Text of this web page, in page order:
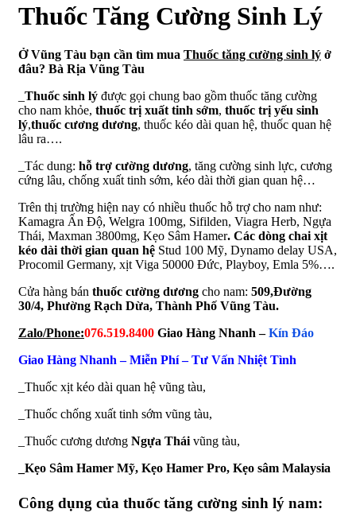
Thuốc Tăng Cường Sinh Lý
Ở Vũng Tàu bạn cần tìm mua Thuốc tăng cường sinh lý ở
đâu? Bà Rịa Vũng Tàu
Thuốc sinh lý được gọi chung bao gồm thuốc tăng cường
cho nam khỏe, thuốc trị xuất tinh sớm, thuốc trị yếu sinh
lý,thuốc cương dương, thuốc kéo dài quan hệ, thuốc quan hệ
lâu ra….
_Tác dung: hỗ trợ cường dương, tăng cường sinh lực, cương
cứng lâu, chống xuất tinh sớm, kéo dài thời gian quan hệ…
Trên thị trường hiện nay có nhiều thuốc hỗ trợ cho nam như:
Kamagra Ấn Độ, Welgra 100mg, Sifilden, Viagra Herb, Ngựa
Thái, Maxman 3800mg, Kẹo Sâm Hamer. Các dòng chaixịt
kéo dài thời gian quan hệ Stud 100 Mỹ, Dynamo delay USA,
Procomil Germany, xịt Viga 50000 Đức, Playboy, Emla 5%….
Cửa hàng bán thuốc cường dương cho nam: 509,Đường
30/4, Phường Rạch Dừa, Thành Phố Vũng Tàu.
Zalo/Phone:076.519.8400 Giao Hàng Nhanh – Kín Đáo
Giao Hàng Nhanh – Miễn Phí – Tư Vấn Nhiệt Tình
_Thuốc xịt kéo dài quan hệ vũng tàu,
_Thuốc chống xuất tinh sớm vũng tàu,
_Thuốc cương dương Ngựa Thái vũng tàu,
Kẹo Sâm Hamer Mỹ, Kẹo Hamer Pro, Kẹo sâm Malaysia
Công dụng của thuốc tăng cường sinh lý nam: